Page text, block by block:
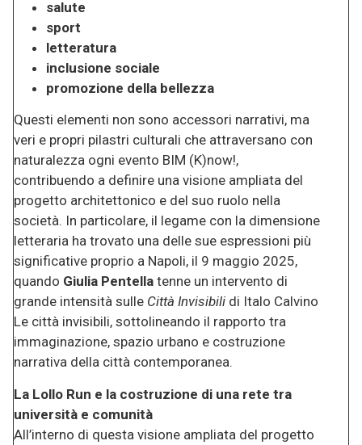
salute
sport
letteratura
inclusione sociale
promozione della bellezza
Questi elementi non sono accessori narrativi, ma
veri e propri pilastri culturali che attraversano con
naturalezza ogni evento BIM (K)now!,
contribuendo a definire una visione ampliata del
progetto architettonico e del suo ruolo nella
società. In particolare, il legame con la dimensione
letteraria ha trovato una delle sue espressioni più
significative proprio a Napoli, il 9 maggio 2025,
quando Giulia Pentellatenne un intervento di
grande intensità sulle Città Invisibilidi Italo Calvino
Le città invisibili, sottolineando il rapporto tra
immaginazione, spazio urbano e costruzione
narrativa della città contemporanea.
La Lollo Run e la costruzione di una rete tra
università e comunità
All’interno di questa visione ampliata del progetto